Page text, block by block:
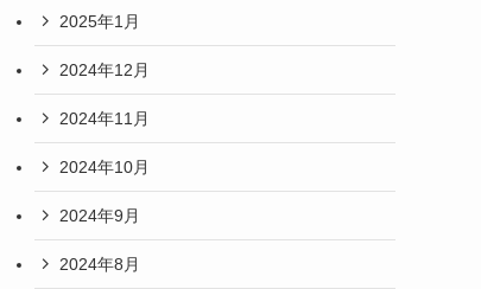
2025年1月
2024年12月
2024年11月
2024年10月
2024年9月
2024年8月